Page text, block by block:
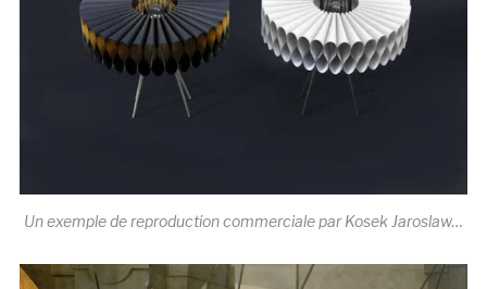
Un exemple de reproduction commerciale par Kosek Jaroslaw…